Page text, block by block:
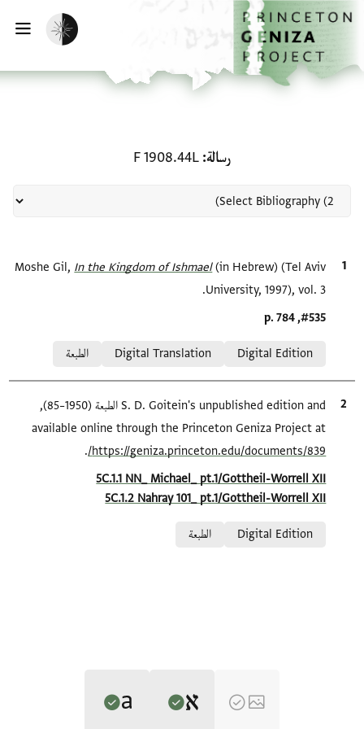
تخطي إلى المحتوى الرئيسي
الصفحة الرئيسية
تفعيل الوضع المظلم
رسالة F 1908.44L
الاقتباس المرجعي Moshe Gil, In the Kingdom of Ishmael‎(in Hebrew) (Tel Aviv
University, 1997), vol. 3.
Location in source
#535, p. 784
Digital Edition
Digital Translation الطبعة
الاقتباس المرجعي
S. D. Goitein's unpublished edition and الطبعة (1950–85),
available online through the Princeton Geniza Project at
https://geniza.princeton.edu/documents/839/
.
Location in source
5C.1.1 NN_ Michael_ pt.1/Gottheil-Worrell XII
5C.1.2 Nahray 101_ pt.1/Gottheil-Worrell XII
Digital Edition
الطبعة